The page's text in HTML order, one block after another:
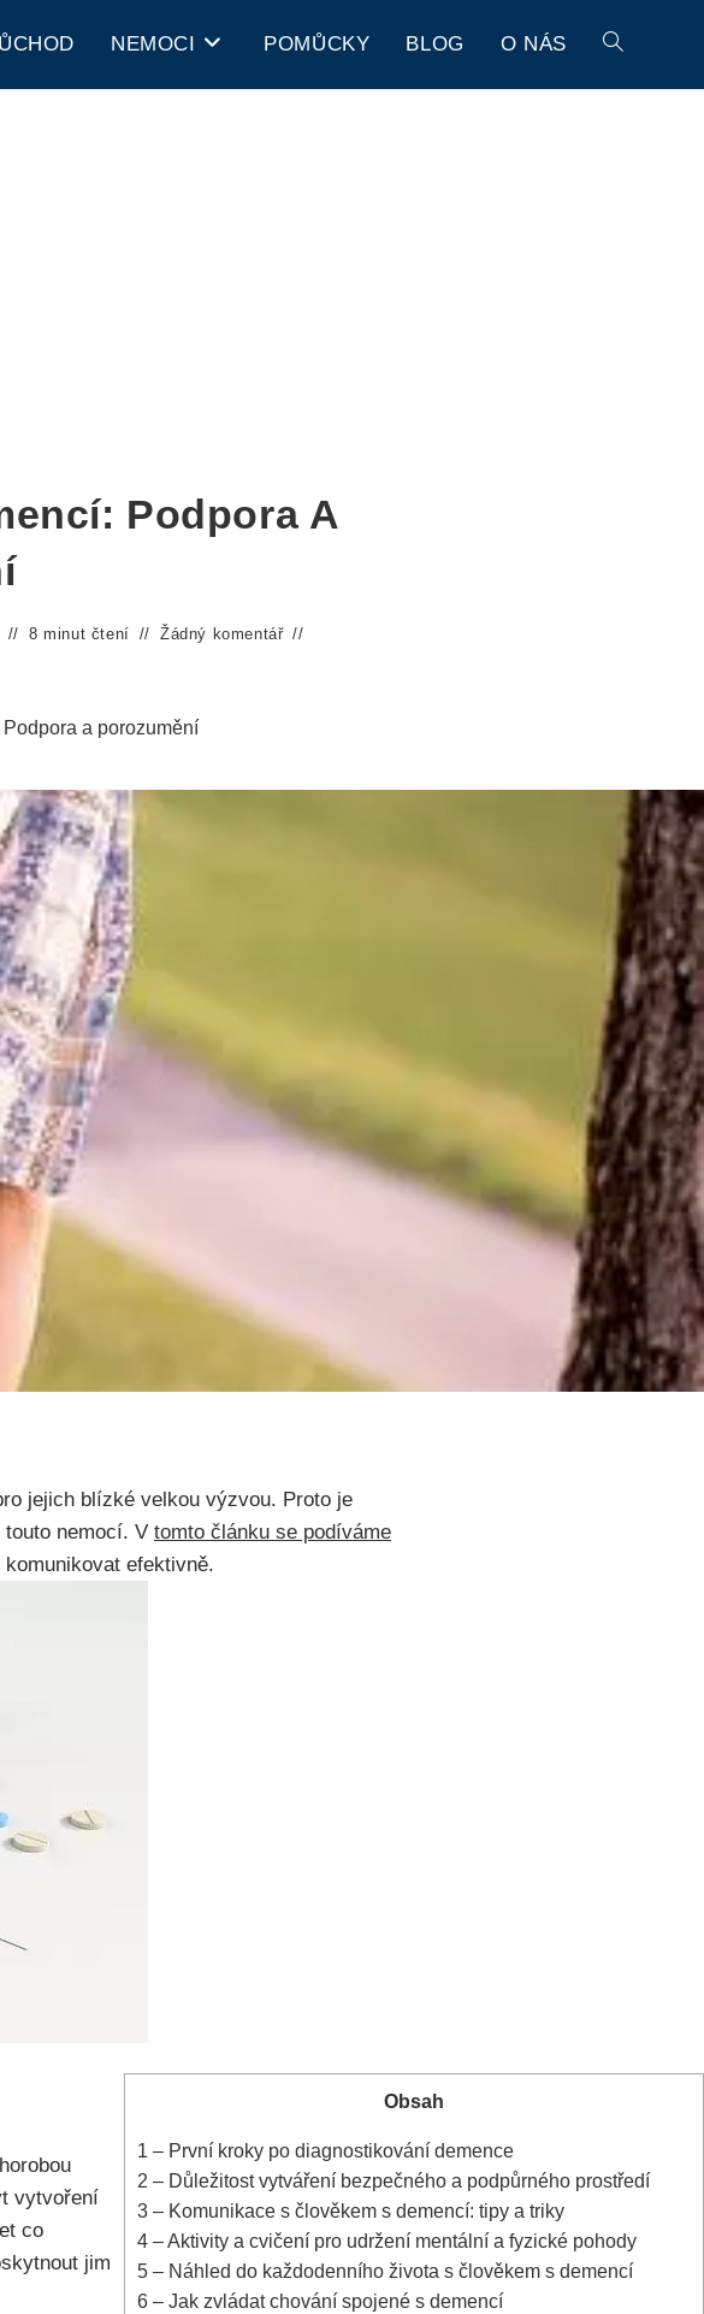
NEMOCI POMŮCKY BLOG O NÁS
Podpora A
8 minut čtení
Žádný komentář
a porozumění
jejich blízké velkou výzvou. Proto je
nemocí. V tomto článku se podíváme
efektivně.
Obsah
1 – První kroky po diagnostikování demence
2 – Důležitost vytváření bezpečného a podpůrného prostředí
3 – Komunikace s člověkem s demencí: tipy a triky
4 – Aktivity a cvičení pro udržení mentální a fyzické pohody
5 – Náhled do každodenního života s člověkem s demencí
6 – Jak zvládat chování spojené s demencí
vytvoření
co
jim